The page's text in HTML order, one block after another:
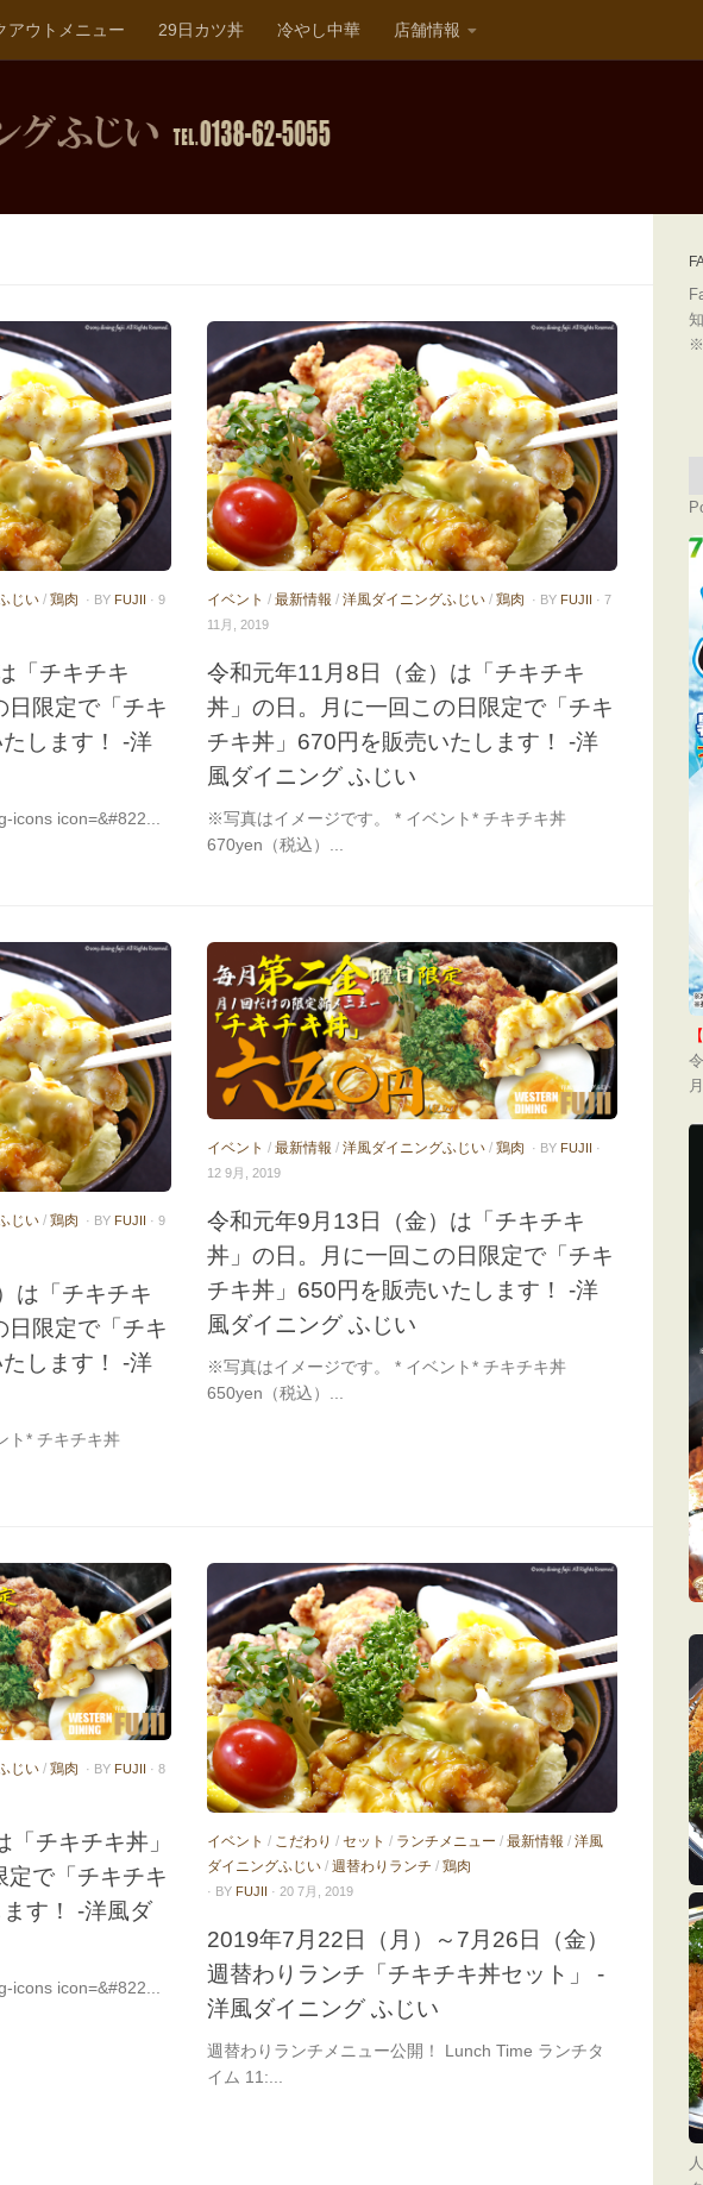
アウトメニュー 29日カツ丼 冷やし中華 店舗情報
じい / 鶏肉 · BY FUJII
· 9
「チキチキ
日限定で「チキ
します！ -洋
icon=&#822...
イベント / 最新情報 / 洋風ダイニングふじい / 鶏肉 · BY FUJII
· 7
11月, 2019
令和元年11月8日（金）は「チキチキ
丼」の日。月に一回この日限定で「チキ
チキ丼」670円を販売いたします！ -洋
風ダイニング ふじい
※写真はイメージです。 * イベント* チキチキ丼
670yen（税込）...
じい / 鶏肉 · BY FUJII
· 9
は「チキチキ
日限定で「チキ
します！ -洋
ト* チキチキ丼
イベント / 最新情報 / 洋風ダイニングふじい / 鶏肉 · BY FUJII
·
12 9月, 2019
令和元年9月13日（金）は「チキチキ
丼」の日。月に一回この日限定で「チキ
チキ丼」650円を販売いたします！ -洋
風ダイニング ふじい
※写真はイメージです。 * イベント* チキチキ丼
650yen（税込）...
じい / 鶏肉 · BY FUJII
· 8
チキチキ丼」
定で「チキチキ
す！ -洋風ダ
icon=&#822...
イベント / こだわり / セット / ランチメニュー / 最新情報 / 洋風
ダイニングふじい / 週替わりランチ / 鶏肉
· BY FUJII · 20 7月, 2019
2019年7月22日（月）～7月26日（金）
週替わりランチ「チキチキ丼セット」 -
洋風ダイニング ふじい
週替わりランチメニュー公開！ Lunch Time ランチタ
イム 11:...
※